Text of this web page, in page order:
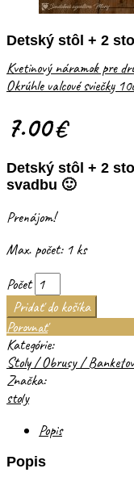
Detský stôl + 2
Kvetinový náramok pre
Okrúhle valcové sviečky
7.00€
Detský stôl + 2
svadbu 🙂
Prenájom!
Max. počet: 1 ks
Počet
Pridať do košíka
Porovnať
Kategórie:
Stoly / Obrusy /
Značka:
stoly
Popis
Popis